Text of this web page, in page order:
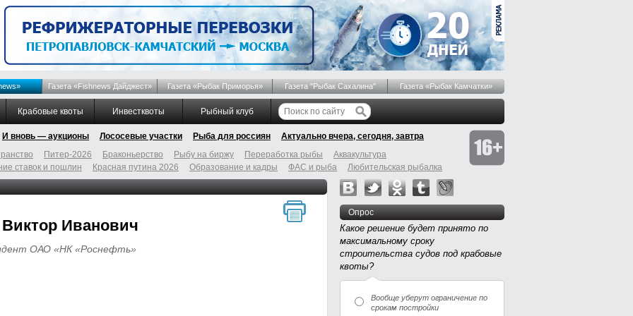
Газета «Fishnews Дайджест» Газета «Рыбак Приморья» Газета "Рыбак Сахалина" Газета «Рыбак Камчатки»
Крабовые квоты Инвестквоты Рыбный клуб
И вновь — аукционы Лососевые участки Рыба для россиян
Актуально вчера, сегодня, завтра
Питер-2026 Браконьерство Рыбу на биржу Переработка рыбы
Аквакультура
ставок и пошлин Красная путина 2026 Образование и кадры ФАС и рыба
Любительская рыбалка
Иванович
ОАО «НК «Роснефть»
Опрос
Какое решение будет принято по
максимальному сроку
строительства судов под крабовые
квоты?
Вообще уберут ограничение по
срокам постройки